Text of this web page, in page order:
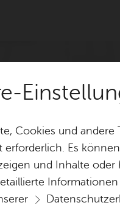
Cookies und
Es
und Inhalte